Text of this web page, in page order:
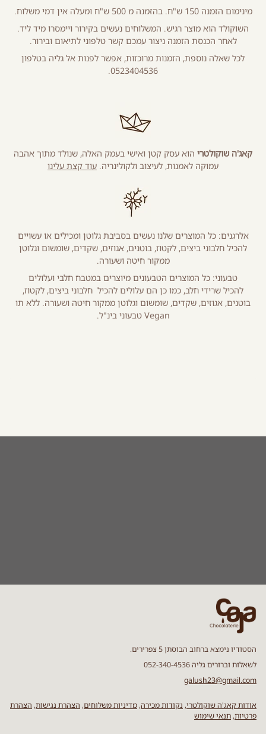
מינימום הזמנה 150 ש"ח. בהזמנה מ 500 ש"ח ומעלה אין דמי משלוח.
השוקולד הוא מוצר רגיש. המשלוחים נעשים בקירור ויימסרו מיד ליד.
לאחר הכנסת הזמנה ניצור עמכם קשר טלפוני לתיאום ובירור.
לכל שאלה נוספת, הזמנות מרוכזות, אפשר לפנות אל גליה בטלפון
0523404536.
קאג'ה שוקולטרי הוא עסק קטן ואישי בעמק האלה, שנולד מתוך אהבה
עמוקה לאמנות, לעיצוב ולקולינריה. עוד קצת עלינו
אלרגנים: כל המוצרים שלנו נעשים בסביבת גלוטן ומכילים או עשויים
להכיל חלבוני ביצים, לקטוז, בוטנים, אגוזים, שקדים, שומשום וגלוטן
ממקור חיטה ושעורה.
טבעוני: כל המוצרים הטבעונים מיוצרים במטבח חלבי ועלולים
להכיל שרידי חלב, כמו כן הם עלולים להכיל חלבוני ביצים, לקטוז,
בוטנים, אגוזים, שקדים, שומשום וגלוטן ממקור חיטה ושעורה. ללא תו
Vegan טבעוני בינ"ל.
הסטודיו נימצא ברחוב הבוסתן 5 צפרירים.
לשאלות וברורים גליה 052-340-4536
galush23@gmail.com
אודות קאג'ה שוקולטרי, נקודות מכירה,מדיניות משלוחים, הצהרת נגישות, הצהרת
פרטיות,תנאי שימוש